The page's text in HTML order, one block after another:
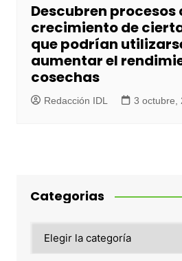
Descubren procesos
crecimiento de
que podrían
aumentar el
cosechas
Redacción IDL 3 octubre,
Categorias